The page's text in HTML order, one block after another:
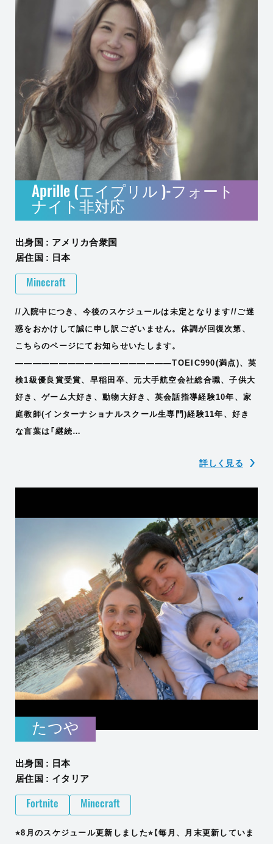
Aprille (エイプリル )-フォート
ナイト非対応
出身国 : アメリカ合衆国
居住国 : 日本
Minecraft
//入院中につき、今後のスケジュールは未定となります//ご迷
惑をおかけして誠に申し訳ございません。体調が回復次第、
こちらのページにてお知らせいたします。
——————————————————TOEIC990(満点)、英
検1級優良賞受賞、早稲田卒、元大手航空会社総合職、子供大
好き、ゲーム大好き、動物大好き、英会話指導経験10年、家
庭教師(インターナショナルスクール生専門)経験11年、好き
な言葉は「継続…
詳しく見る
たつや
出身国 : 日本
居住国 : イタリア
Fortnite Minecraft
⭐︎8月のスケジュール更新しました⭐︎【毎月、月末更新していま